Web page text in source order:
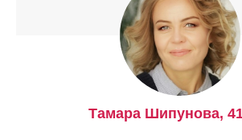
Тамара Шипунова,